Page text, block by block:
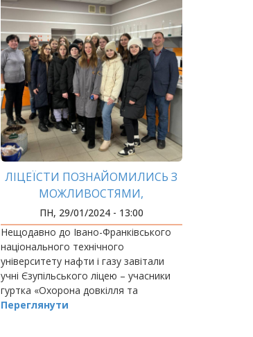
ЛІЦЕЇСТИ ПОЗНАЙОМИЛИСЬ З
МОЖЛИВОСТЯМИ,
ЛАБОРАТОРІЯМИ ТА МУЗЕЄМ
ІФНТУНГ
ПН, 29/01/2024 - 13:00
Нещодавно до Івано-Франківського
національного технічного
університету нафти і газу завітали
учні Єзупільського ліцею – учасники
гуртка «Охорона довкілля та
природокористування».
Переглянути